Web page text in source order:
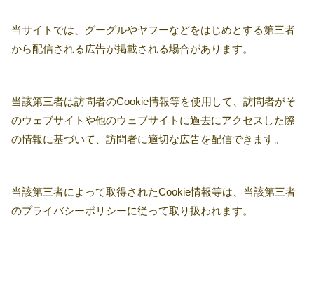
当サイトでは、グーグルやヤフーなどをはじめとする第三者
から配信される広告が掲載される場合があります。
当該第三者は訪問者のCookie情報等を使用して、訪問者がそ
のウェブサイトや他のウェブサイトに過去にアクセスした際
の情報に基づいて、訪問者に適切な広告を配信できます。
当該第三者によって取得されたCookie情報等は、当該第三者
のプライバシーポリシーに従って取り扱われます。